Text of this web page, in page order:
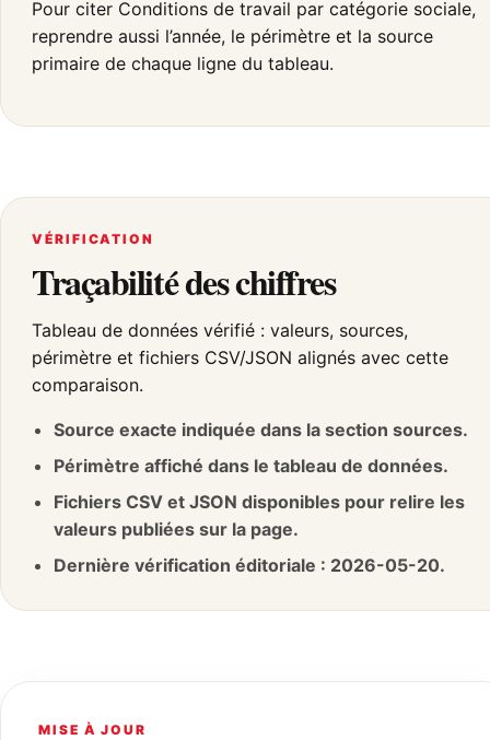
Pour citer Conditions de travail par catégorie sociale,
reprendre aussi l’année, le périmètre et la source
primaire de chaque ligne du tableau.
VÉRIFICATION
Traçabilité des chiffres
Tableau de données vérifié : valeurs, sources,
périmètre et fichiers CSV/JSON alignés avec cette
comparaison.
Source exacte indiquée dans la section sources.
Périmètre affiché dans le tableau de données.
Fichiers CSV et JSON disponibles pour relire les
valeurs publiées sur la page.
Dernière vérification éditoriale : 2026-05-20.
MISE À JOUR